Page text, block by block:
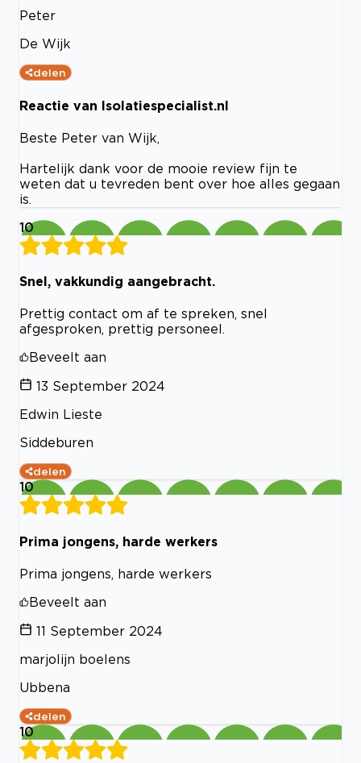
Peter
De Wijk
delen
Reactie van Isolatiespecialist.nl
Beste Peter van Wijk,
Hartelijk dank voor de mooie review fijn te
weten dat u tevreden bent over hoe alles gegaan
is.
10
Snel, vakkundig aangebracht.
Prettig contact om af te spreken, snel
afgesproken, prettig personeel.
Beveelt aan
13 September 2024
Edwin Lieste
Siddeburen
delen
10
Prima jongens, harde werkers
Prima jongens, harde werkers
Beveelt aan
11 September 2024
marjolijn boelens
Ubbena
delen
10